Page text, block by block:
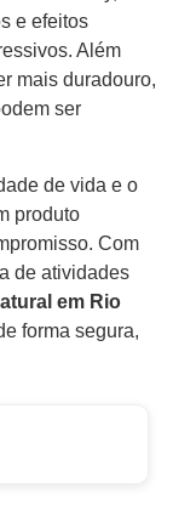
e efeitos
Além
mais duradouro,
ser
de vida e o
produto
Com
de atividades
em Rio
forma segura,